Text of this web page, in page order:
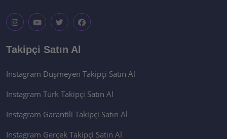
Takipçi Satın Al
Instagram Düşmeyen Takipçi Satın Al
Instagram Türk Takipçi Satın Al
Instagram Garantili Takipçi Satın Al
Instagram Gerçek Takipçi Satın Al